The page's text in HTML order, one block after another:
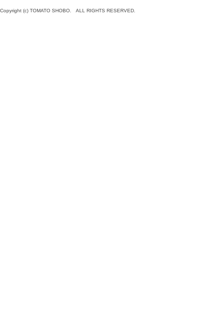
Copyright (c) TOMATO SHOBO. ALL RIGHTS RESERVED.